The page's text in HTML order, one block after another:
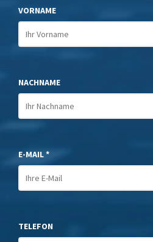
VORNAME
NACHNAME
E-MAIL *
TELEFON